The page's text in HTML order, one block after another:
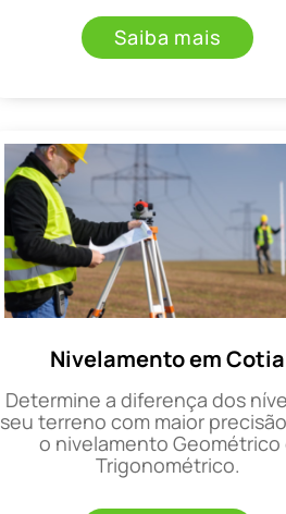
Saiba mais
Nivelamento em Cotia
Determine a diferença dos
seu terreno com maior
o nivelamento Geométrico
Trigonométrico.